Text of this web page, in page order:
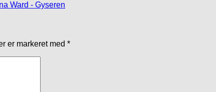
Ward - Gyseren
er markeret med *